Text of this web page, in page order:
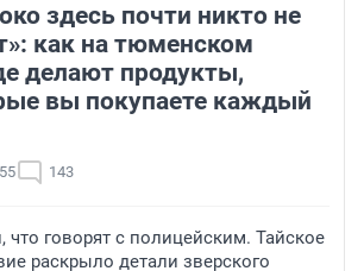
здесь почти никто не
как на тюменском
делают продукты,
вы покупаете каждый
143
что говорят с полицейским. Тайское
раскрыло детали зверского